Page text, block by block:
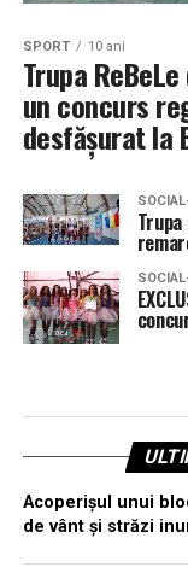
SPORT 10 ani
Trupa
un concurs
desfășurat la
Acoperișul unui
de vânt și străzi